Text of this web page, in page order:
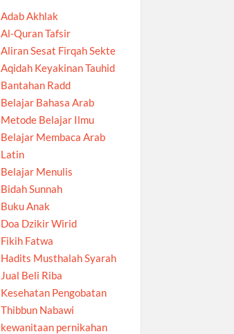
Adab Akhlak
Al-Quran Tafsir
Aliran Sesat Firqah Sekte
Aqidah Keyakinan Tauhid
Bantahan Radd
Belajar Bahasa Arab
Metode Belajar Ilmu
Belajar Membaca Arab
Latin
Belajar Menulis
Bidah Sunnah
Buku Anak
Doa Dzikir Wirid
Fikih Fatwa
Hadits Musthalah Syarah
Jual Beli Riba
Kesehatan Pengobatan
Thibbun Nabawi
kewanitaan pernikahan